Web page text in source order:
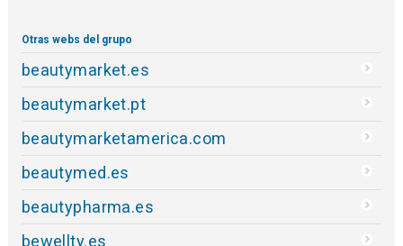
Otras webs del grupo
beautymarket.es
beautymarket.pt
beautymarketamerica.com
beautymed.es
beautypharma.es
bewellty.es